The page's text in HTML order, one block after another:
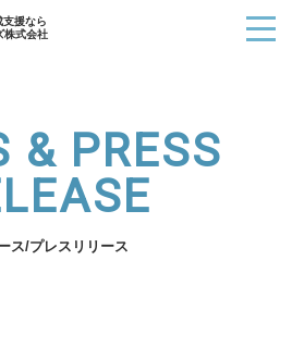
支援なら
株式会社
& PRESS
ス/プレスリリース